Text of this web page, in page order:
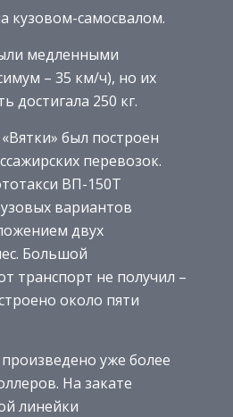
кузовом-самосвалом.
медленными
– 35 км/ч), но их
достигала 250 кг.
был построен
перевозок.
ВП-150Т
вариантов
двух
Большой
транспорт не получил –
около пяти
уже более
На закате
линейки